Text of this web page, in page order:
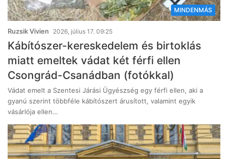
MINDENMÁS
Ruzsik Vivien 2026, július 17. 09:25
Kábítószer-kereskedelem és birtoklás
miatt emeltek vádat két férfi ellen
Csongrád-Csanádban (fotókkal)
Vádat emelt a Szentesi Járási Ügyészség egy férfi ellen, aki a
gyanú szerint többféle kábítószert árusított, valamint egyik
vásárlója ellen…